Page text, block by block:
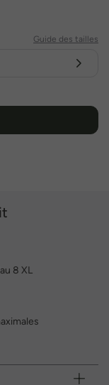
Guide des tailles
8 XL